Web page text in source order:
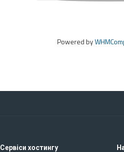
Powered by
Сервіси хостингу